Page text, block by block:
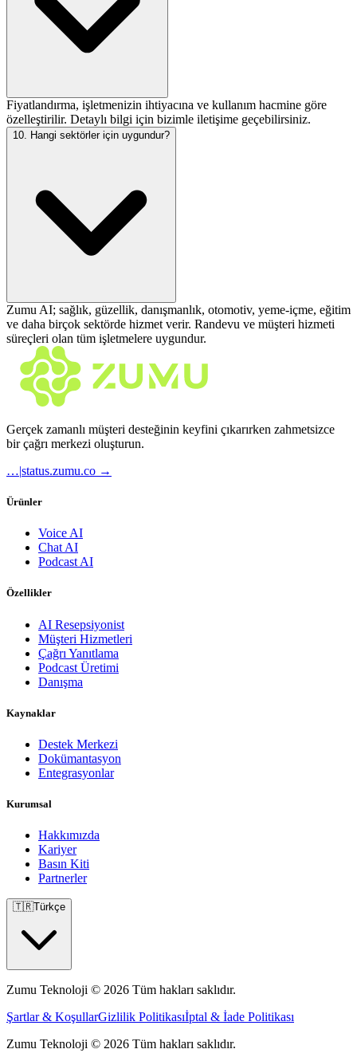
Fiyatlandırma, işletmenizin ihtiyacına ve kullanım hacmine göre
özelleştirilir. Detaylı bilgi için bizimle iletişime geçebilirsiniz.
10. Hangi sektörler için uygundur?
Zumu AI; sağlık, güzellik, danışmanlık, otomotiv, yeme-içme, eğitim
ve daha birçok sektörde hizmet verir. Randevu ve müşteri hizmeti
süreçleri olan tüm işletmelere uygundur.
Gerçek zamanlı müşteri desteğinin keyfini çıkarırken zahmetsizce
bir çağrı merkezi oluşturun.
…|status.zumu.co →
Ürünler
Voice AI
Chat AI
Podcast AI
Özellikler
AI Resepsiyonist
Müşteri Hizmetleri
Çağrı Yanıtlama
Podcast Üretimi
Danışma
Kaynaklar
Destek Merkezi
Dokümantasyon
Entegrasyonlar
Kurumsal
Hakkımızda
Kariyer
Basın Kiti
Partnerler
🇹🇷Türkçe
Zumu Teknoloji © 2026 Tüm hakları saklıdır.
Şartlar & KoşullarGizlilik Politikasıİptal & İade Politikası
Zumu Teknoloji © 2026 Tüm hakları saklıdır.